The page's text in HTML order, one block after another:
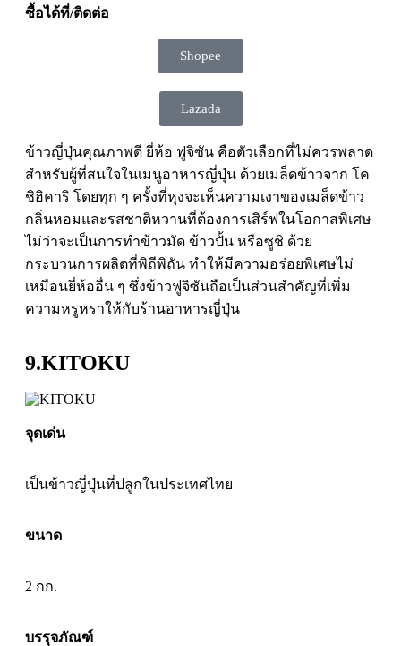
ซื้อได้ที่/ติดต่อ
Shopee
Lazada
ข้าวญี่ปุ่นคุณภาพดี ยี่ห้อ ฟูจิซัน คือตัวเลือกที่ไม่ควรพลาด
สำหรับผู้ที่สนใจในเมนูอาหารญี่ปุ่น ด้วยเมล็ดข้าวจาก โค
ชิฮิคาริ โดยทุก ๆ ครั้งที่หุงจะเห็นความเงาของเมล็ดข้าว
กลิ่นหอมและรสชาติหวานที่ต้องการเสิร์ฟในโอกาสพิเศษ
ไม่ว่าจะเป็นการทำข้าวมัด ข้าวปั้น หรือซูชิ ด้วย
กระบวนการผลิตที่พิถีพิถัน ทำให้มีความอร่อยพิเศษไม่
เหมือนยี่ห้ออื่น ๆ ซึ่งข้าวฟูจิซันถือเป็นส่วนสำคัญที่เพิ่ม
ความหรูหราให้กับร้านอาหารญี่ปุ่น
9.KITOKU
จุดเด่น
เป็นข้าวญี่ปุ่นที่ปลูกในประเทศไทย
ขนาด
2 กก.
บรรุจภัณฑ์